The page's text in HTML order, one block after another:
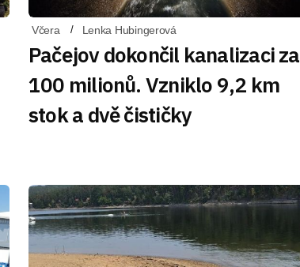
Včera Lenka Hubingerová
Pačejov dokončil kanalizaci za
100 milionů. Vzniklo 9,2 km
stok a dvě čističky